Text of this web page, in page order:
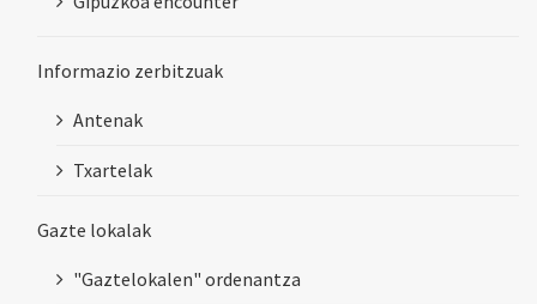
Informazio zerbitzuak
Antenak
Txartelak
Gazte lokalak
"Gaztelokalen" ordenantza